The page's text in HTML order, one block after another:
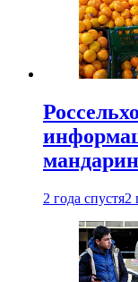
2 года спустя2